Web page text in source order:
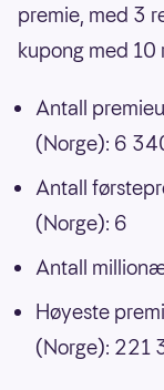
premie, med 3
kupong med 10
Antall
(Norge): 6
Antall
(Norge): 6
Antall
Høyeste
(Norge): 221